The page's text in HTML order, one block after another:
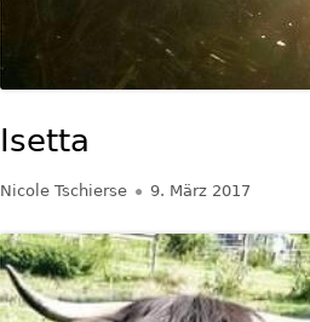
Isetta
Autor
Nicole Tschierse
Veröffentlicht
9. März 2017